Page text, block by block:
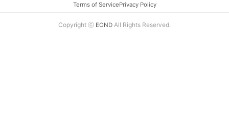
Terms of ServicePrivacy Policy
Copyright ⓒ EOND All Rights Reserved.